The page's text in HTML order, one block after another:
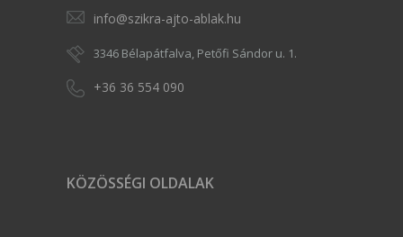
info@szikra-ajto-ablak.hu
3346 Bélapátfalva, Petőfi Sándor u. 1.
+36 36 554 090
KÖZÖSSÉGI OLDALAK